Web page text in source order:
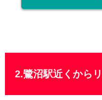
2.鷺沼駅近くから